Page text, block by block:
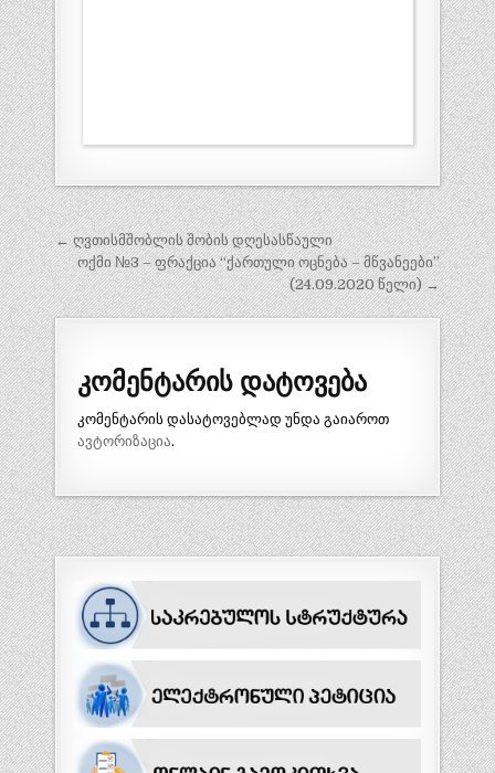
პოსტის
ნავიგაცია
← ღვთისმშობლის შობის დღესასწაული
ოქმი №3 – ფრაქცია “ქართული ოცნება – მწვანეები”
(24.09.2020 წელი) →
კომენტარის დატოვება
კომენტარის დასატოვებლად უნდა გაიაროთ
ავტორიზაცია.